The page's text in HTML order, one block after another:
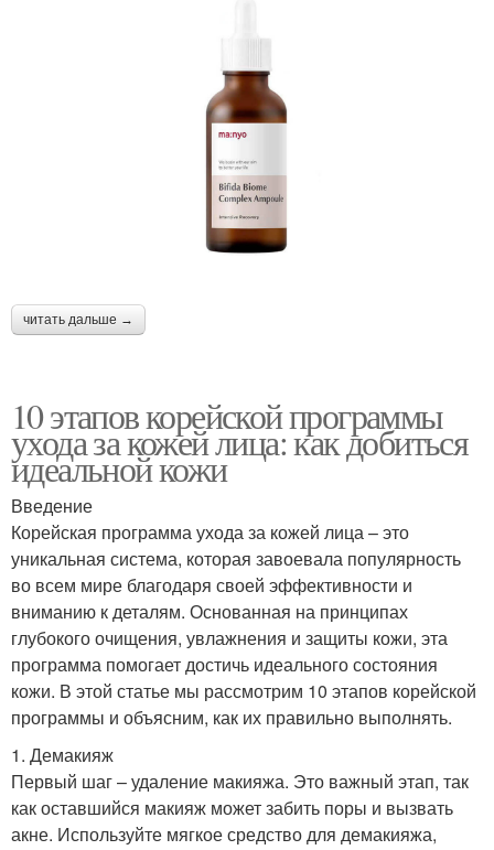
читать дальше →
10 этапов корейской программы
ухода за кожей лица: как добиться
идеальной кожи
Введение
Корейская программа ухода за кожей лица – это
уникальная система, которая завоевала популярность
во всем мире благодаря своей эффективности и
вниманию к деталям. Основанная на принципах
глубокого очищения, увлажнения и защиты кожи, эта
программа помогает достичь идеального состояния
кожи. В этой статье мы рассмотрим 10 этапов корейской
программы и объясним, как их правильно выполнять.
1. Демакияж
Первый шаг – удаление макияжа. Это важный этап, так
как оставшийся макияж может забить поры и вызвать
акне. Используйте мягкое средство для демакияжа,